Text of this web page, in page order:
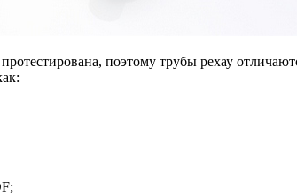
поэтому трубы рехау